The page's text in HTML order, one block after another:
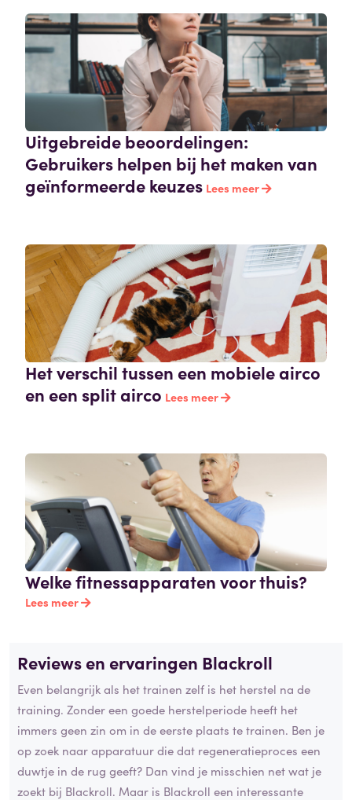
Uitgebreide beoordelingen:
Gebruikers helpen bij het maken van
geïnformeerde keuzes Lees meer
Het verschil tussen een mobiele airco
en een split airco Lees meer
Welke fitnessapparaten voor thuis?
Lees meer
Reviews en ervaringen Blackroll
Even belangrijk als het trainen zelf is het herstel na de
training. Zonder een goede herstelperiode heeft het
immers geen zin om in de eerste plaats te trainen. Ben je
op zoek naar apparatuur die dat regeneratieproces een
duwtje in de rug geeft? Dan vind je misschien net wat je
zoekt bij Blackroll. Maar is Blackroll een interessante